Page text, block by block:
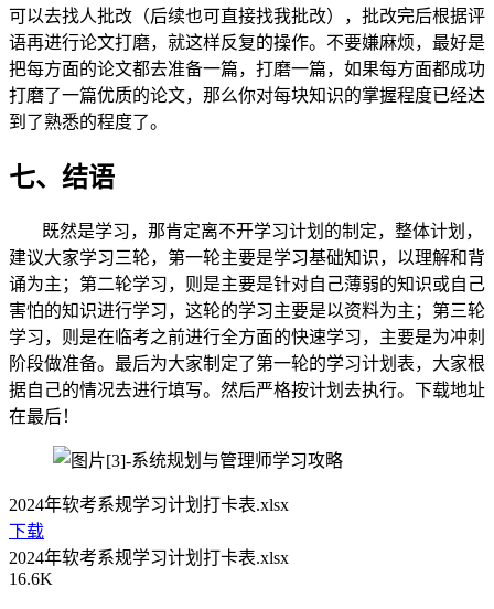
可以去找人批改（后续也可直接找我批改），批改完后根据评
语再进行论文打磨，就这样反复的操作。不要嫌麻烦，最好是
把每方面的论文都去准备一篇，打磨一篇，如果每方面都成功
打磨了一篇优质的论文，那么你对每块知识的掌握程度已经达
到了熟悉的程度了。
七、结语
既然是学习，那肯定离不开学习计划的制定，整体计划，
建议大家学习三轮，第一轮主要是学习基础知识，以理解和背
诵为主；第二轮学习，则是主要是针对自己薄弱的知识或自己
害怕的知识进行学习，这轮的学习主要是以资料为主；第三轮
学习，则是在临考之前进行全方面的快速学习，主要是为冲刺
阶段做准备。最后为大家制定了第一轮的学习计划表，大家根
据自己的情况去进行填写。然后严格按计划去执行。下载地址
在最后！
2024年软考系规学习计划打卡表.xlsx
下载
2024年软考系规学习计划打卡表.xlsx
16.6K